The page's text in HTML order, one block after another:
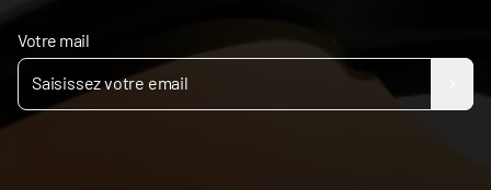
Votre mail